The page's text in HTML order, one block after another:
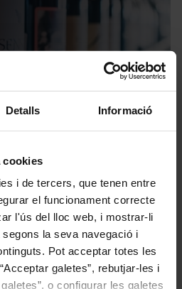
Detalls Informació
cookies
i de tercers, que tenen entre
el funcionament correcte
l'ús del lloc web, i mostrar-li
la seva navegació i
Pot acceptar totes les
galetes”, rebutjar-les i
o configurar les galetes